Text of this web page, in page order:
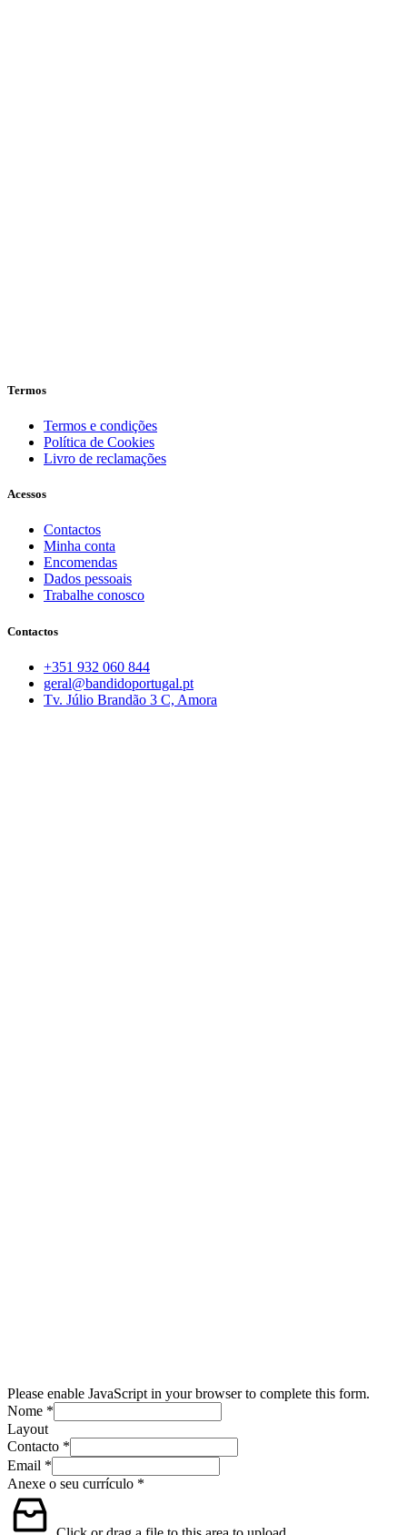
Termos
Termos e condições
Política de Cookies
Livro de reclamações
Acessos
Contactos
Minha conta
Encomendas
Dados pessoais
Trabalhe conosco
Contactos
+351 932 060 844
geral@bandidoportugal.pt
Tv. Júlio Brandão 3 C, Amora
Please enable JavaScript in your browser to complete this form.
Nome *
Layout
Contacto *
Email *
Anexe o seu currículo *